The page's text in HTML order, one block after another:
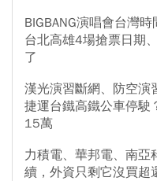
BIGBANG演唱會台灣
台北高雄4場搶票日期
了
漢光演習斷網、防空
捷運台鐵高鐵公車停駛
15萬
力積電、華邦電、南
續，外資只剩它沒買超